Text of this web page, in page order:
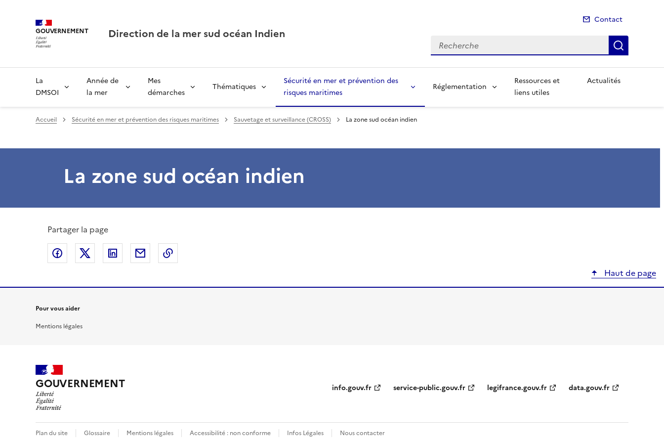
GOUVERNEMENT Direction de la mer sud océan Indien
Contact
Recherche
La
DMSOI
Année de
la mer
Mes
démarches
Thématiques
Sécurité en mer et prévention des
risques maritimes
Réglementation
Ressources et
liens utiles
Actualités
Accueil Sécurité en mer et prévention des risques maritimes Sauvetage et surveillance (CROSS) La zone sud océan indien
La zone sud océan indien
Partager la page
Partager sur Facebook
Partager sur XPartager sur LinkedIn
Partager par email
Haut de page
Pour vous aider
Mentions légales
GOUVERNEMENT info.gouv.fr service-public.gouv.fr legifrance.gouv.fr data.gouv.fr
Plan du site Glossaire Mentions légales Accessibilité : non conforme Infos Légales Nous contacter